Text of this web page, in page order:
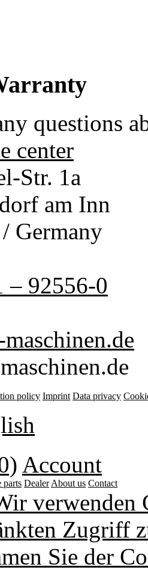
questions
center
Str. 1a
am Inn
Germany
– 92556-0
policy Imprint Data privacy
Account
parts Dealer About us Contact
verwenden
Zugriff
Sie der